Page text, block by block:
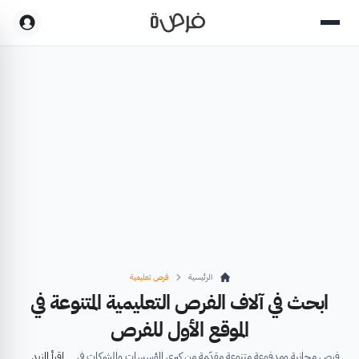
الرئيسية فرص تعليمية
ابحث في آلاف الفرص التعليمية المتنوعة في
الموقع الأول للفرص